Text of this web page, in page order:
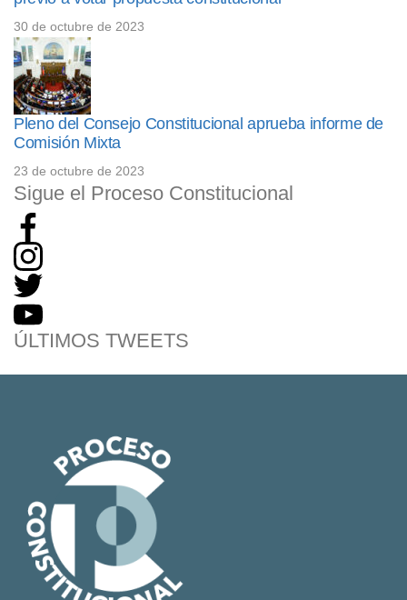
30 de octubre de 2023
Pleno del Consejo Constitucional aprueba informe de
Comisión Mixta
23 de octubre de 2023
Sigue el Proceso Constitucional
ÚLTIMOS TWEETS